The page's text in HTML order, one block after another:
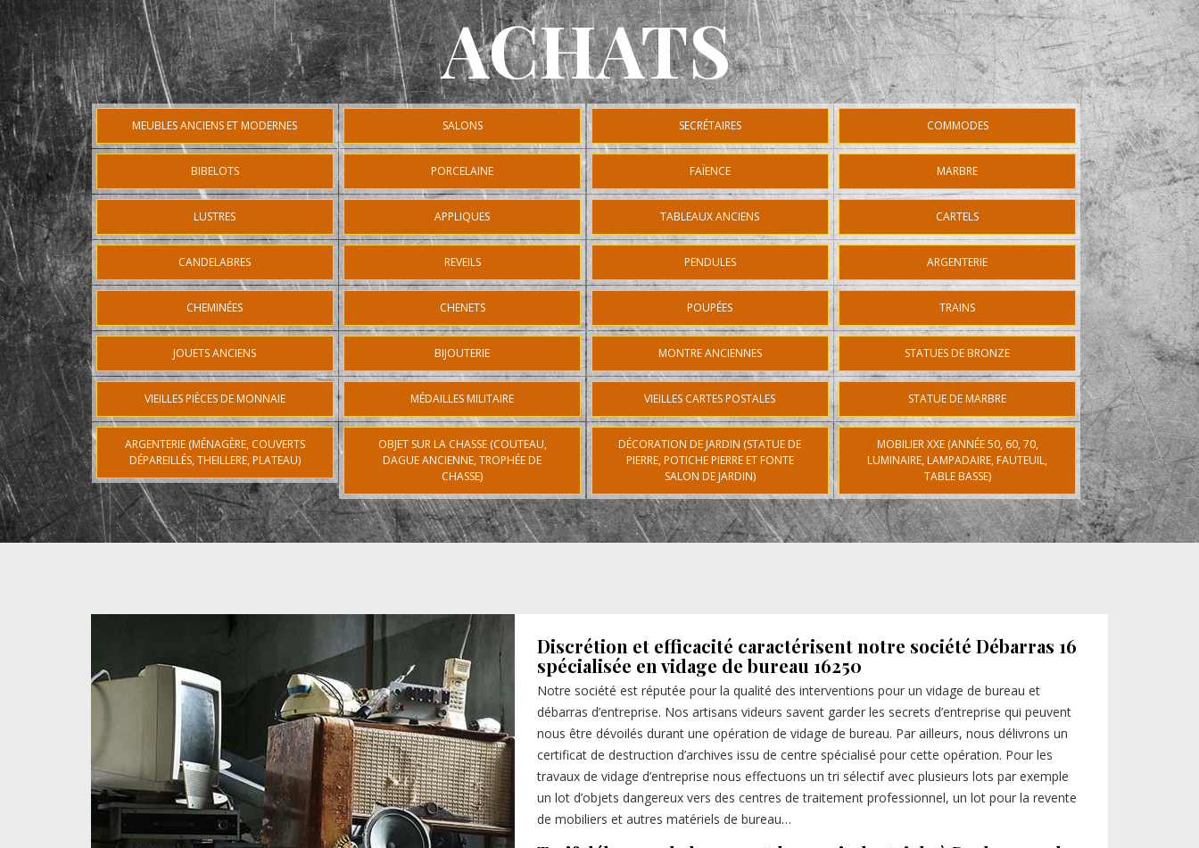
ACHATS
MEUBLES ANCIENS ET MODERNES SALONS SECRÉTAIRES COMMODES
BIBELOTS PORCELAINE FAÏENCE MARBRE
LUSTRES APPLIQUES TABLEAUX ANCIENS CARTELS
CANDELABRES REVEILS PENDULES ARGENTERIE
CHEMINÉES CHENETS POUPÉES TRAINS
JOUETS ANCIENS BIJOUTERIE MONTRE ANCIENNES STATUES DE BRONZE
VIEILLES PIÈCES DE MONNAIE MÉDAILLES MILITAIRE VIEILLES CARTES POSTALES STATUE DE MARBRE
ARGENTERIE (MÉNAGÈRE, COUVERTS
DÉPAREILLÉS, THEILLERE, PLATEAU)
OBJET SUR LA CHASSE (COUTEAU,
DAGUE ANCIENNE, TROPHÉE DE
CHASSE)
DÉCORATION DE JARDIN (STATUE DE
PIERRE, POTICHE PIERRE ET FONTE
SALON DE JARDIN)
MOBILIER XXE (ANNÉE 50, 60, 70,
LUMINAIRE, LAMPADAIRE, FAUTEUIL,
TABLE BASSE)
Discrétion et efficacité caractérisent notre société Débarras 16
spécialisée en vidage de bureau 16250
Notre société est réputée pour la qualité des interventions pour un vidage de bureau et
débarras d’entreprise. Nos artisans videurs savent garder les secrets d’entreprise qui peuvent
nous être dévoilés durant une opération de vidage de bureau. Par ailleurs, nous délivrons un
certificat de destruction d’archives issu de centre spécialisé pour cette opération. Pour les
travaux de vidage d’entreprise nous effectuons un tri sélectif avec plusieurs lots par exemple
un lot d’objets dangereux vers des centres de traitement professionnel, un lot pour la revente
de mobiliers et autres matériels de bureau…